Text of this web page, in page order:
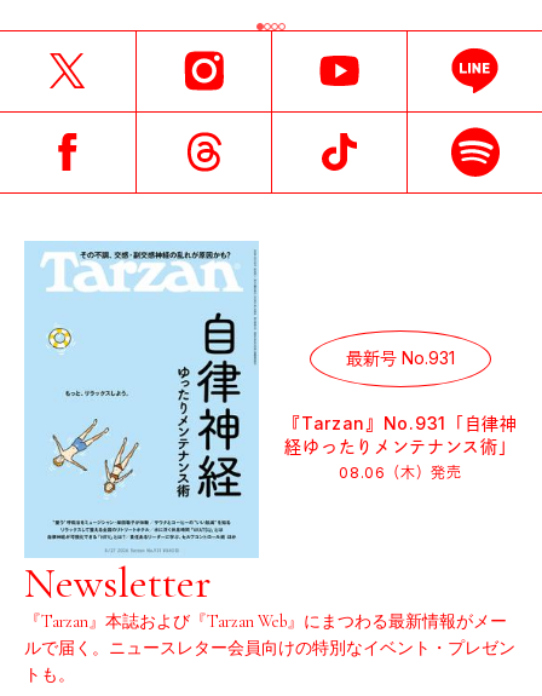
最新号 No.931
『Tarzan』No.931「自律神
経ゆったりメンテナンス術」
08.06（木）発売
Newsletter
『Tarzan』本誌および『Tarzan Web』にまつわる最新情報がメー
ルで届く。ニュースレター会員向けの特別なイベント・プレゼン
トも。